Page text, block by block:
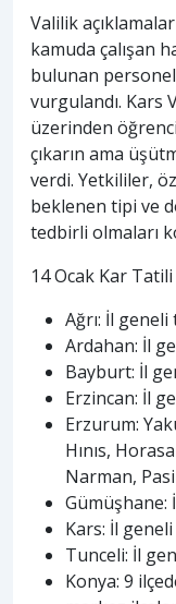
Valilik
kamuda çalışan
bulunan
vurgulandı. Kars
üzerinden
çıkarın ama
verdi. Yetkililer,
beklenen tipi ve
tedbirli olmaları
14 Ocak Kar
Ağrı: İl
Ardahan: İl
Bayburt: İl
Erzincan: İl
Erzurum:
Hınıs,
Narman,
Kars: İl
Tunceli: İl
Konya: 9